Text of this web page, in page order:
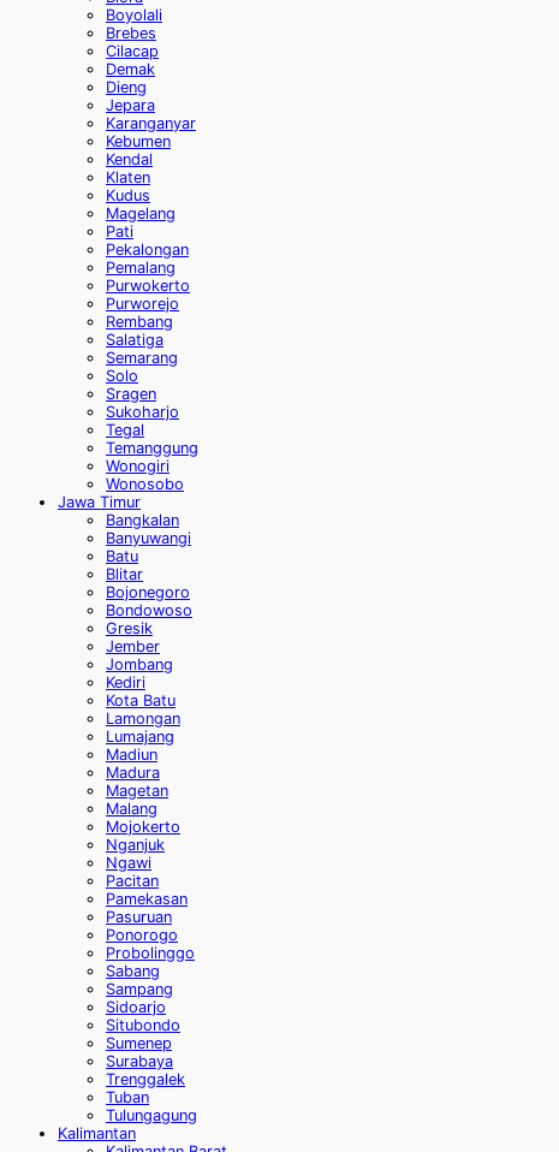
Boyolali
Brebes
Cilacap
Demak
Dieng
Jepara
Karanganyar
Kebumen
Kendal
Klaten
Kudus
Magelang
Pati
Pekalongan
Pemalang
Purwokerto
Purworejo
Rembang
Salatiga
Semarang
Solo
Sragen
Sukoharjo
Tegal
Temanggung
Wonogiri
Wonosobo
Jawa Timur
Bangkalan
Banyuwangi
Batu
Blitar
Bojonegoro
Bondowoso
Gresik
Jember
Jombang
Kediri
Kota Batu
Lamongan
Lumajang
Madiun
Madura
Magetan
Malang
Mojokerto
Nganjuk
Ngawi
Pacitan
Pamekasan
Pasuruan
Ponorogo
Probolinggo
Sabang
Sampang
Sidoarjo
Situbondo
Sumenep
Surabaya
Trenggalek
Tuban
Tulungagung
Kalimantan